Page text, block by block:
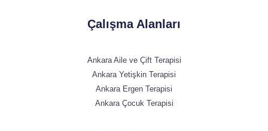
Çalışma Alanları
Ankara Aile ve Çift Terapisi
Ankara Yetişkin Terapisi
Ankara Ergen Terapisi
Ankara Çocuk Terapisi